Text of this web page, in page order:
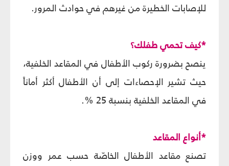
للإصابات الخطيرة من غيرهم في حوادث المرور.
*كيف تحمي طفلك؟
ينصح بضرورة ركوب الأطفال في المقاعد الخلفية،
حيث تشير الإحصاءات إلى أن الأطفال أكثر أماناً
في المقاعد الخلفية بنسبة 25 %.
*أنواع المقاعد
تصنع مقاعد الأطفال الخاصّة حسب عمر ووزن